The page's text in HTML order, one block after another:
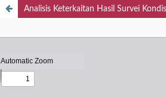
Analisis Keterkaitan Hasil Survei